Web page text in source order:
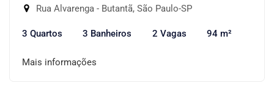
Rua Alvarenga - Butantã, São Paulo-SP
3 Quartos 3 Banheiros 2 Vagas 94 m²
Mais informações